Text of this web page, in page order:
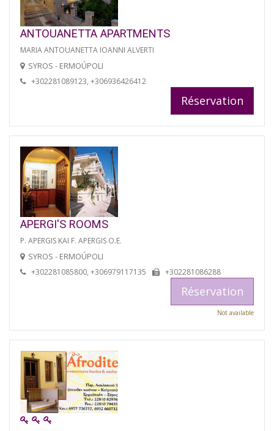
ANTOUANETTA APARTMENTS
MARIA ANTOUANETTA IOANNI ALVERTI
SYROS - ERMOÚPOLI
+302281089123, +306936426412
Réservation
APERGI'S ROOMS
P. APERGIS KAI F. APERGIS O.E.
SYROS - ERMOÚPOLI
+302281085800, +306979117135 +302281086288
Réservation
Not available